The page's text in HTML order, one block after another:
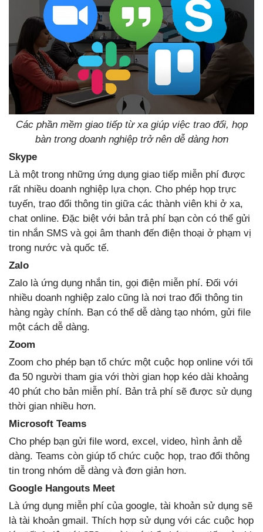
Các phần mềm giao tiếp từ xa giúp việc trao đổi, họp
bàn trong doanh nghiệp trở nên dễ dàng hơn
Skype
Là một trong những ứng dụng giao tiếp miễn phí được
rất nhiều doanh nghiệp lựa chọn. Cho phép họp trực
tuyến, trao đổi thông tin giữa các thành viên khi ở xa,
chat online. Đặc biệt với bản trả phí bạn còn có thể gửi
tin nhắn SMS và gọi âm thanh đến điện thoại ở phạm vị
trong nước và quốc tế.
Zalo
Zalo là ứng dụng nhắn tin, gọi điện miễn phí. Đối với
nhiều doanh nghiệp zalo cũng là nơi trao đổi thông tin
hàng ngày chính. Bạn có thể dễ dàng tạo nhóm, gửi file
một cách dễ dàng.
Zoom
Zoom cho phép bạn tổ chức một cuộc họp online với tối
đa 50 người tham gia với thời gian họp kéo dài khoảng
40 phút cho bản miễn phí. Bản trả phí sẽ được sử dụng
thời gian nhiều hơn.
Microsoft Teams
Cho phép bạn gửi file word, excel, video, hình ảnh dễ
dàng. Teams còn giúp tổ chức cuộc họp, trao đổi thông
tin trong nhóm dễ dàng và đơn giản hơn.
Google Hangouts Meet
Là ứng dụng miễn phí của google, tài khoản sử dụng sẽ
là tài khoản gmail. Thích hợp sử dụng với các cuộc họp